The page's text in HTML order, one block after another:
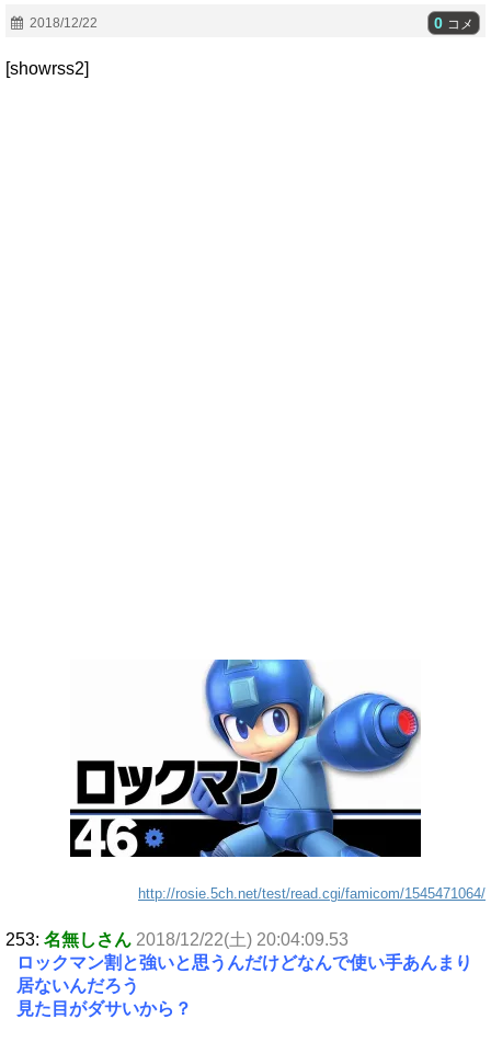
2018/12/22 0 コメ
[showrss2]
http://rosie.5ch.net/test/read.cgi/famicom/1545471064/
253: 名無しさん 2018/12/22(土) 20:04:09.53
ロックマン割と強いと思うんだけどなんで使い手あんまり
居ないんだろう
見た目がダサいから？